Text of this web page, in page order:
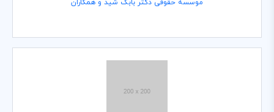
موسسه حقوقی دکتر بابک شید و همکاران